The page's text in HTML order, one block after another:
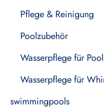
Pflege & Reinigung
Poolzubehör
Wasserpflege für
Wasserpflege für
swimmingpools